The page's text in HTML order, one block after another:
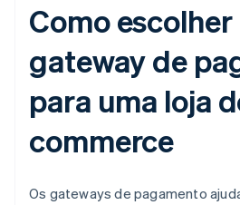
Como escolher
gateway de
para uma loja
commerce
Os gateways de pagamento